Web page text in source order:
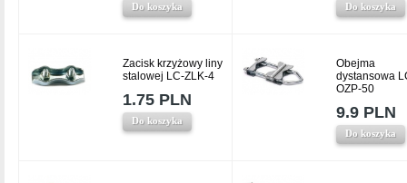
Do koszyka Do koszyka
Zacisk krzyżowy liny
stalowej LC-ZLK-4
1.75 PLN
Do koszyka
Obejma
dystansowa
OZP-50
9.9 PLN
Do koszyka